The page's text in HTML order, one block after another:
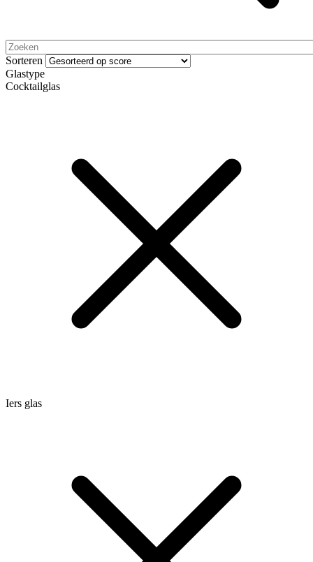
Sorteren
Glastype
Cocktailglas
Iers glas